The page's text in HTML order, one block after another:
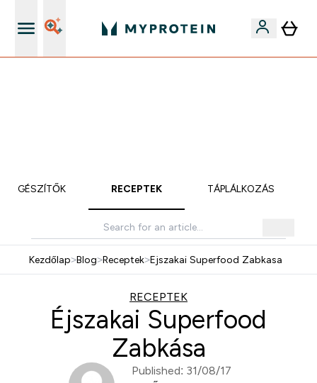
KIEGÉSZÍTŐK RECEPTEK TÁPLÁLKOZÁS
Kezdőlap>Blog>Receptek>Ejszakai Superfood Zabkasa
RECEPTEK
Éjszakai Superfood
Zabkása
Published: 31/08/17